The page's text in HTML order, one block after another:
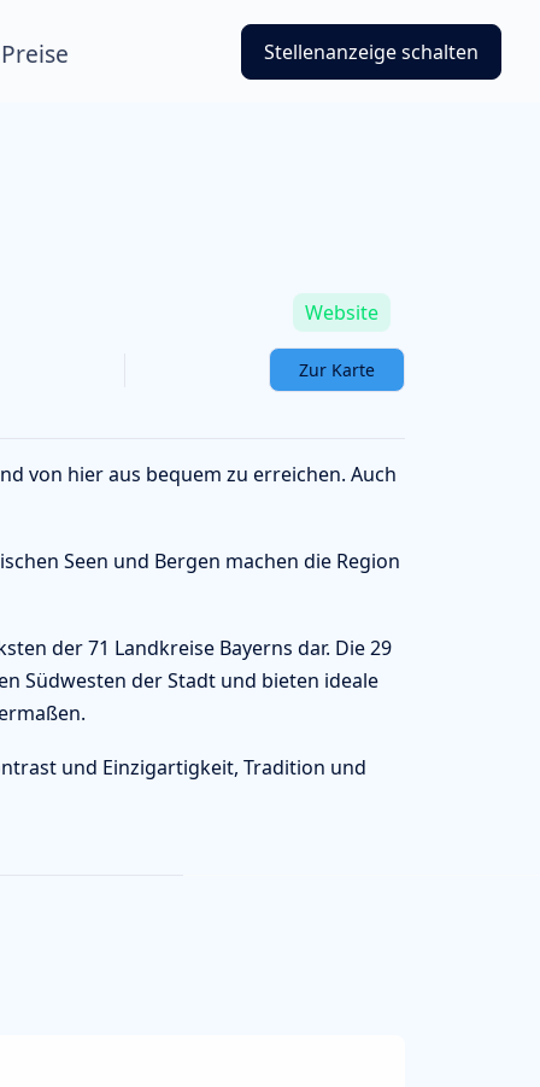
Preise Stellenanzeige schalten
Website
Zur Karte
von hier aus bequem zu erreichen. Auch
Seen und Bergen machen die Region
der 71 Landkreise Bayerns dar. Die 29
Südwesten der Stadt und bieten ideale
und Einzigartigkeit, Tradition und